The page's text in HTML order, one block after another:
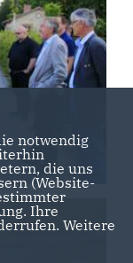
notwendig
die uns
(Website-
Ihre
Weitere